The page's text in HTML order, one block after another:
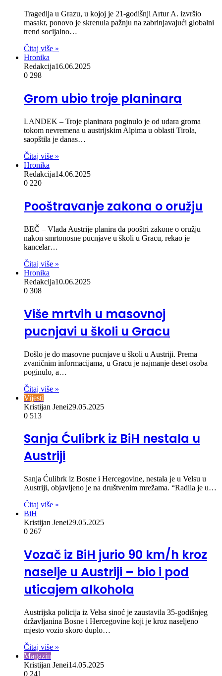
Tragedija u Grazu, u kojoj je 21-godišnji Artur A. izvršio
masakr, ponovo je skrenula pažnju na zabrinjavajući globalni
trend socijalno…
Čitaj više »
Hronika
Redakcija16.06.2025
0 298
Grom ubio troje planinara
LANDEK – Troje planinara poginulo je od udara groma
tokom nevremena u austrijskim Alpima u oblasti Tirola,
saopštila je danas…
Čitaj više »
Hronika
Redakcija14.06.2025
0 220
Pooštravanje zakona o oružju
BEČ – Vlada Austrije planira da pooštri zakone o oružju
nakon smrtonosne pucnjave u školi u Gracu, rekao je
kancelar…
Čitaj više »
Hronika
Redakcija10.06.2025
0 308
Više mrtvih u masovnoj
pucnjavi u školi u Gracu
Došlo je do masovne pucnjave u školi u Austriji. Prema
zvaničnim informacijama, u Gracu je najmanje deset osoba
poginulo, a…
Čitaj više »
Vijesti
Kristijan Jenei29.05.2025
0 513
Sanja Ćulibrk iz BiH nestala u
Austriji
Sanja Ćulibrk iz Bosne i Hercegovine, nestala je u Velsu u
Austriji, objavljeno je na društvenim mrežama. “Radila je u…
Čitaj više »
BiH
Kristijan Jenei29.05.2025
0 267
Vozač iz BiH jurio 90 km/h kroz
naselje u Austriji – bio i pod
uticajem alkohola
Austrijska policija iz Velsa sinoć je zaustavila 35-godišnjeg
državljanina Bosne i Hercegovine koji je kroz naseljeno
mjesto vozio skoro duplo…
Čitaj više »
Magazin
Kristijan Jenei14.05.2025
0 241